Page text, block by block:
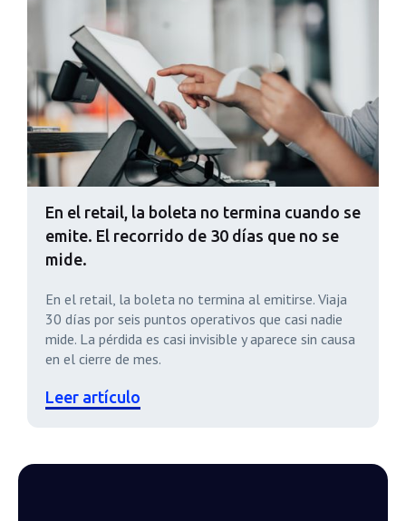
En el retail, la boleta no termina cuando se
emite. El recorrido de 30 días que no se
mide.
En el retail, la boleta no termina al emitirse. Viaja
30 días por seis puntos operativos que casi nadie
mide. La pérdida es casi invisible y aparece sin causa
en el cierre de mes.
Leer artículo